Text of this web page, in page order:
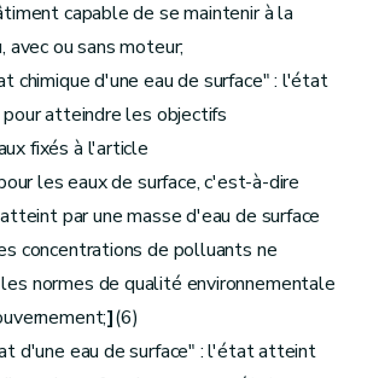
D.291.
D.293bis.
D.294.
D.297.
capable de se maintenir à la
avec ou sans moteur;
chimique d'une eau de surface" : l'état
pour atteindre les objectifs
fixés à l'article
les eaux de surface, c'est-à-dire
par une masse d'eau de surface
concentrations de polluants ne
normes de qualité environnementale
](6)
d'une eau de surface" : l'état atteint